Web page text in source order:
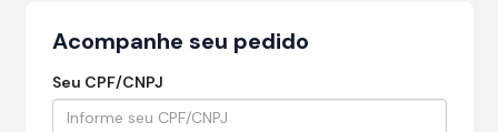
Acompanhe seu pedido
Seu CPF/CNPJ